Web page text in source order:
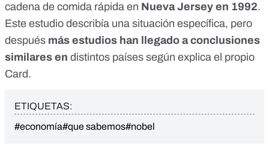
cadena de comida rápida en Nueva Jersey en 1992.
Este estudio describía una situación específica, pero
después más estudios han llegado a conclusiones
similares en distintos países según explica el propio
Card.
ETIQUETAS:
#economía#que sabemos#nobel